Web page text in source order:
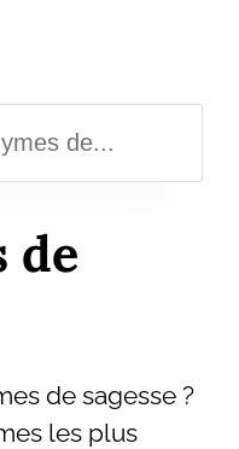
de
de sagesse ?
les plus